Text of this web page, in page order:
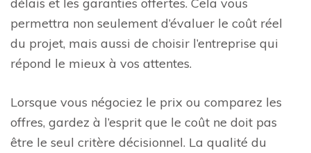
permettra non seulement d’évaluer le coût réel
du projet, mais aussi de choisir l’entreprise qui
répond le mieux à vos attentes.
Lorsque vous négociez le prix ou comparez les
offres, gardez à l’esprit que le coût ne doit pas
être le seul critère décisionnel. La qualité du